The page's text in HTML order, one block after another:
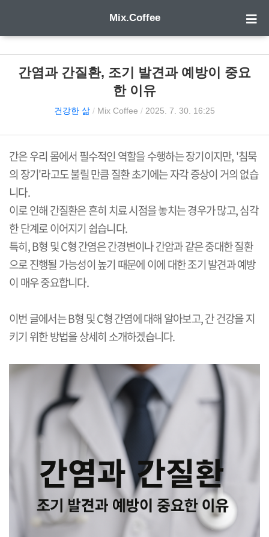
Mix.Coffee
간염과 간질환, 조기 발견과 예방이 중요
한 이유
건강한 삶 / Mix Coffee / 2025. 7. 30. 16:25
간은 우리 몸에서 필수적인 역할을 수행하는 장기이지만, '침묵
의 장기'라고도 불릴 만큼 질환 초기에는 자각 증상이 거의 없습
니다.
이로 인해 간질환은 흔히 치료 시점을 놓치는 경우가 많고,심각
한 단계로 이어지기 쉽습니다.
특히, B형 및C형 간염은 간경변이나 간암과 같은 중대한 질환
으로 진행될 가능성이 높기 때문에 이에 대한 조기 발견과 예방
이 매우 중요합니다.
이번 글에서는B형 및C형 간염에 대해 알아보고,간 건강을 지
키기 위한 방법을 상세히 소개하겠습니다.